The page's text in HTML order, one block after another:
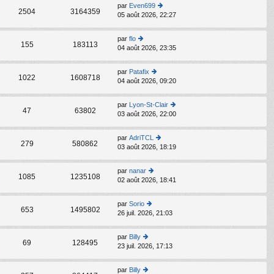
ult
er
le
er
er
m
e
s
s
a
e
2504 3164359
par Even699
o
er
le
er
er
m
e
s
s
a
e
05 août 2026, 22:27
155 183113
par flo
o
ult
er
le
d
er
er
m
e
s
s
a
e
04 août 2026, 23:35
1022 1608718
par Patafix
o
ult
er
le
er
er
m
e
s
s
a
e
04 août 2026, 09:20
47 63802
par Lyon-St-Clair
o
er
le
er
er
e
s
a
e
03 août 2026, 22:00
279 580862
par AdriTCL
o
er
le
er
er
e
s
03 août 2026, 18:19
1085 1235108
par nanar
o
s
ult
er
le
er
er
02 août 2026, 18:41
653 1495802
par Sorio
o
er
le
d
26 juil. 2026, 21:03
69 128495
par Billy
o
s
23 juil. 2026, 17:13
par Billy